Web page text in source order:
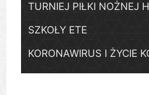
TURNIEJ PIŁKI NOŻNEJ
SZKOŁY ETE
KORONAWIRUS I ŻYCIE